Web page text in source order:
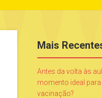
Mais
Antes da volta às
momento ideal
vacinação?